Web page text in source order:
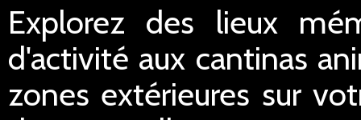
Explorez des lieux
d'activité aux cantinas
zones extérieures sur